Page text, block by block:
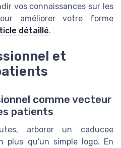
vos connaissances sur les
améliorer votre forme
détaillé.
et
comme vecteur
patients
arborer un caducee
plus qu'un simple logo. En